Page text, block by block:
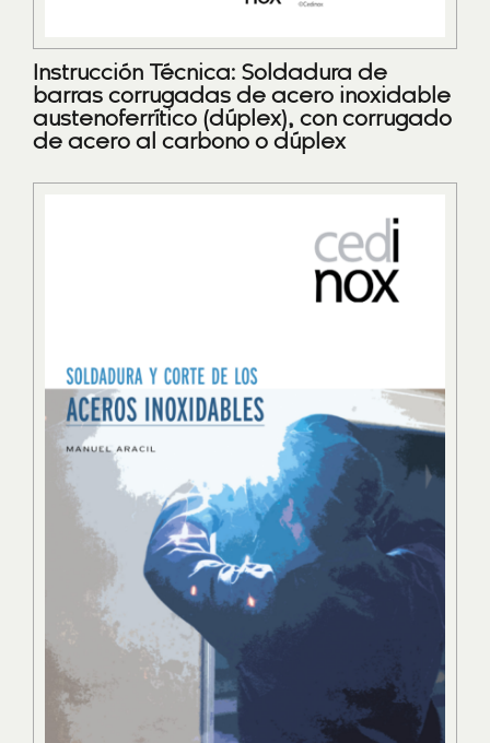
Instrucción Técnica: Soldadura de
barras corrugadas de acero inoxidable
austenoferrítico (dúplex), con corrugado
de acero al carbono o dúplex